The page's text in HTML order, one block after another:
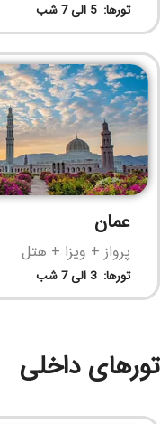
تورها: 5 الی 7 شب
عمان
پرواز + ویزا + هتل
تورها: 3 الی 7 شب
تورهای داخلی